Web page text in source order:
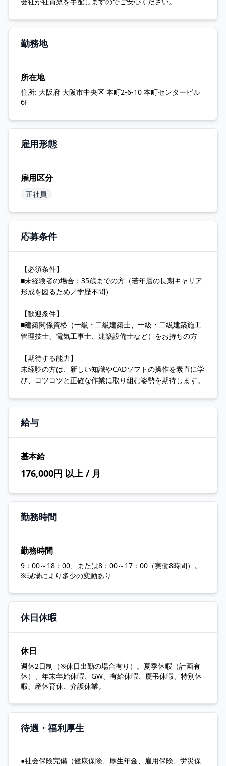
勤務地
所在地
住所: 大阪府 大阪市中央区 本町2-6-10 本町センタービル
6F
雇用形態
雇用区分
正社員
応募条件
【必須条件】
■未経験者の場合：35歳までの方（若年層の長期キャリア
形成を図るため／学歴不問）
【歓迎条件】
■建築関係資格（一級・二級建築士、一級・二級建築施工
管理技士、電気工事士、建築設備士など）をお持ちの方
【期待する能力】
未経験の方は、新しい知識やCADソフトの操作を素直に学
び、コツコツと正確な作業に取り組む姿勢を期待します。
給与
基本給
176,000円 以上 / 月
勤務時間
勤務時間
9：00～18：00、または8：00～17：00（実働8時間）。
※現場により多少の変動あり
休日休暇
休日
週休2日制（※休日出勤の場合有り）。夏季休暇（計画有
休）、年末年始休暇、GW、有給休暇、慶弔休暇、特別休
暇、産休育休、介護休業。
待遇・福利厚生
●社会保険完備（健康保険、厚生年金、雇用保険、労災保